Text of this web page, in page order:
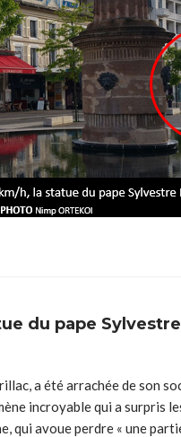
du pape
a été arrachée de son
incroyable qui a surpris
avoue perdre « une